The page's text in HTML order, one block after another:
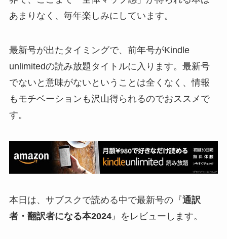
あまりなく、毎年楽しみにしています。
最新号が出たタイミングで、前年号がKindle
unlimitedの読み放題タイトルに入ります。最新号
でないと意味がないということは全くなく、情報
もモチベーションも沢山得られるのでおススメで
す。
本日は、サブスクで読める中で最新号の『通訳
者・翻訳者になる本2024』をレビューします。